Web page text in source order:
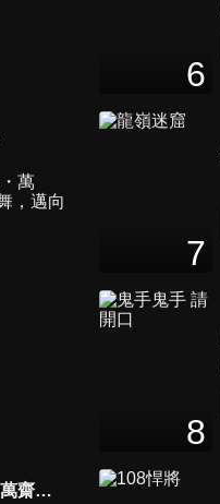
野村家三代 萬作・萬齋・裕基～巴黎起舞，邁向未來
6
7
8